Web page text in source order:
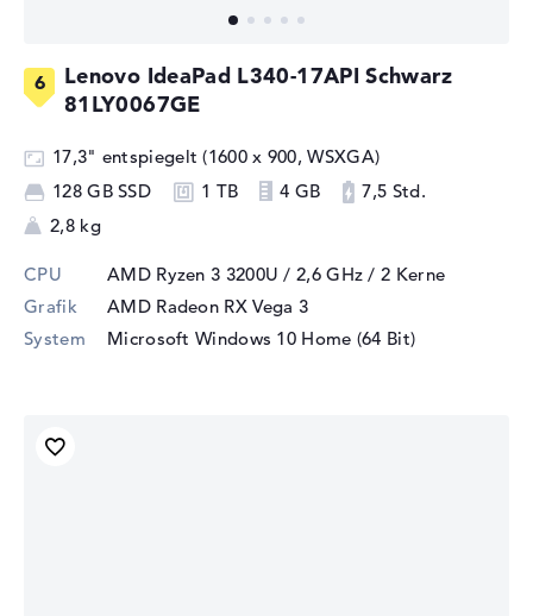
Lenovo IdeaPad L340-17API Schwarz
81LY0067GE
17,3" entspiegelt (1600 x 900, WSXGA)
128 GB SSD
1 TB 4 GB
7,5 Std.
2,8 kg
CPU AMD Ryzen 3 3200U / 2,6 GHz / 2 Kerne
Grafik
AMD Radeon RX Vega 3
System
Microsoft Windows 10 Home (64 Bit)